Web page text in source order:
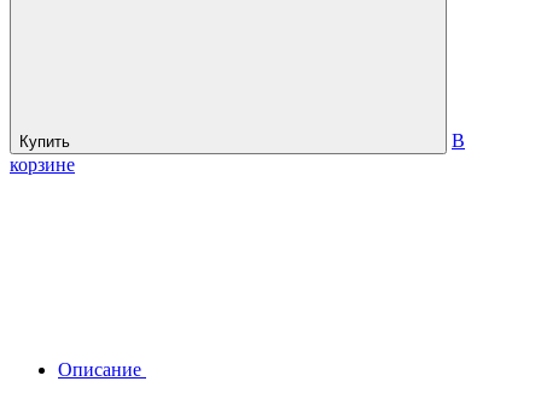
Купить
В
корзине
Описание